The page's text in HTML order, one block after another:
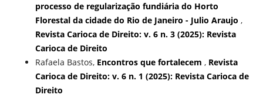
processo de regularização fundiária do Horto
Florestal da cidade do Rio de Janeiro - Julio Araujo ,
Revista Carioca de Direito: v. 6 n. 3 (2025): Revista
Carioca de Direito
Rafaela Bastos, Encontros que fortalecem , Revista
Carioca de Direito: v. 6 n. 1 (2025): Revista Carioca de
Direito